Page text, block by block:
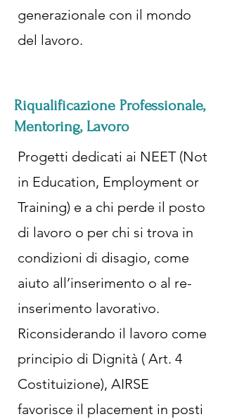
generazionale con il mondo
del lavoro.
Riqualificazione Professionale,
Mentoring, Lavoro
Progetti dedicati ai NEET (Not
in Education, Employment or
Training) e a chi perde il posto
di lavoro o per chi si trova in
condizioni di disagio, come
aiuto all’inserimento o al re-
inserimento lavorativo.
Riconsiderando il lavoro come
principio di Dignità ( Art. 4
Costituizione), AIRSE
favorisce il placement in posti